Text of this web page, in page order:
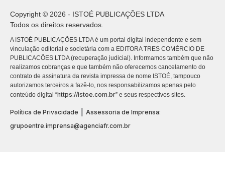
Copyright © 2026 - ISTOÉ PUBLICAÇÕES LTDA
Todos os direitos reservados.
A ISTOÉ PUBLICAÇÕES LTDA é um portal digital independente e sem
vinculação editorial e societária com a EDITORA TRES COMÉRCIO DE
PUBLICACÕES LTDA (recuperação judicial). Informamos também que não
realizamos cobranças e que também não oferecemos cancelamento do
contrato de assinatura da revista impressa de nome ISTOÉ, tampouco
autorizamos terceiros a fazê-lo, nos responsabilizamos apenas pelo
conteúdo digital “https://istoe.com.br” e seus respectivos sites.
Política de Privacidade
Assessoria de Imprensa:
grupoentre.imprensa@agenciafr.com.br